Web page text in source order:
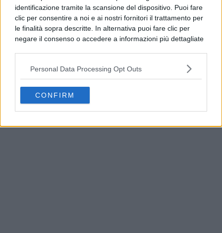
identificazione tramite la scansione del dispositivo. Puoi fare
clic per consentire a noi e ai nostri fornitori il trattamento per
le finalità sopra descritte. In alternativa puoi fare clic per
negare il consenso o accedere a informazioni più dettagliate
possono non richiedere il tuo consenso, ma hai il diritto di
opporti a tale trattamento. Le tue preferenze si
preferenze in qualsiasi momento ritornando su questo sito o
consultando la nostrainformativa sulla riservatezza.
Personal Data Processing Opt Outs
CONFIRM
Guasto all’Acquedotto Campano, stop all’acqua